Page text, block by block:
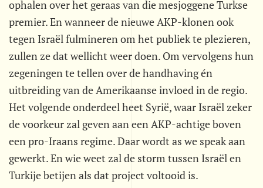
ophalen over het geraas van die mesjoggene Turkse
premier. En wanneer de nieuwe AKP-klonen ook
tegen Israël fulmineren om het publiek te plezieren,
zullen ze dat wellicht weer doen. Om vervolgens hun
zegeningen te tellen over de handhaving én
uitbreiding van de Amerikaanse invloed in de regio.
Het volgende onderdeel heet Syrië, waar Israël zeker
de voorkeur zal geven aan een AKP-achtige boven
een pro-Iraans regime. Daar wordt as we speak aan
gewerkt. En wie weet zal de storm tussen Israël en
Turkije betijen als dat project voltooid is.